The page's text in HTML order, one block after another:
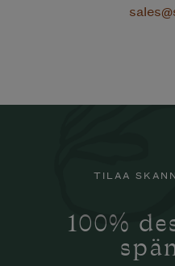
TILAA
100%